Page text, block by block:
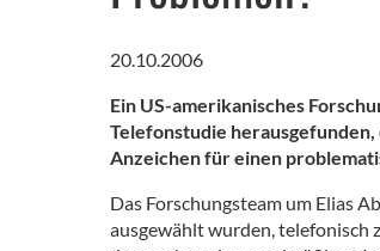
20.10.2006
Ein US-amerikanisches
Telefonstudie
Anzeichen für einen
Das Forschungsteam um Elias
ausgewählt wurden, telefonisch